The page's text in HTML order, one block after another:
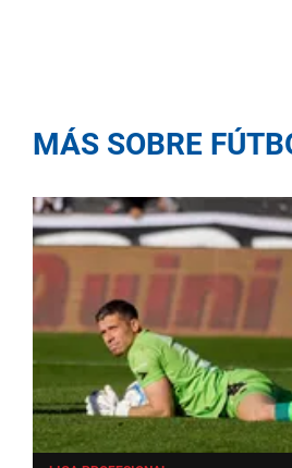
MÁS SOBRE